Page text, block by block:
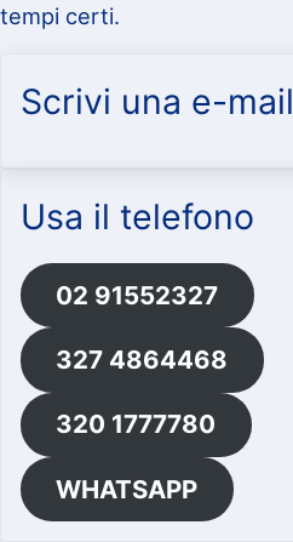
tempi certi.
Scrivi una e-mail
Usa il telefono
02 91552327
327 4864468
320 1777780
WHATSAPP